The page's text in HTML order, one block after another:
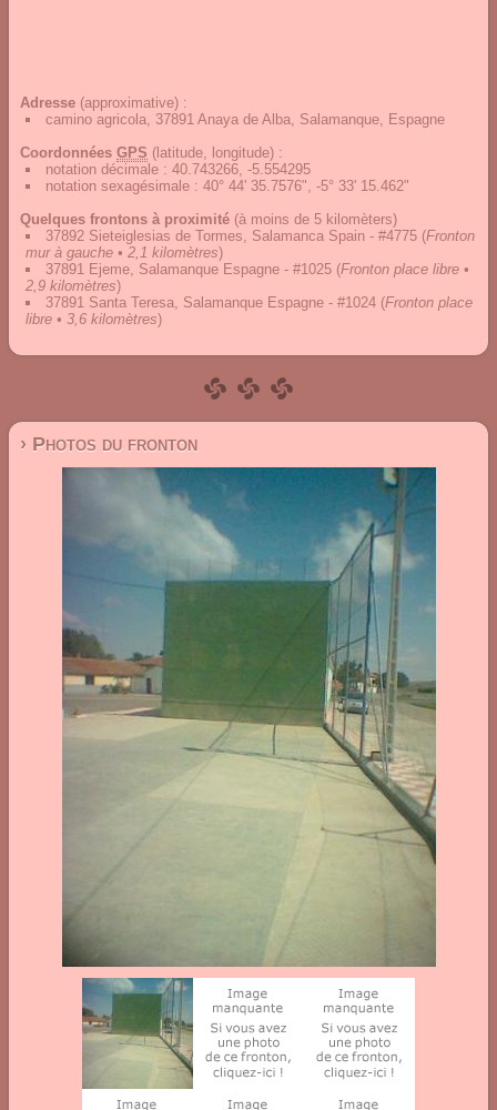
Adresse (approximative) :
camino agricola, 37891 Anaya de Alba, Salamanque, Espagne
Coordonnées GPS (latitude, longitude) :
notation décimale : 40.743266, -5.554295
notation sexagésimale : 40° 44' 35.7576", -5° 33' 15.462"
Quelques frontons à proximité (à moins de 5 kilomèters)
37892 Sieteiglesias de Tormes, Salamanca Spain - #4775 (Fronton
mur à gauche • 2,1 kilomètres)
37891 Ejeme, Salamanque Espagne - #1025 (Fronton place libre •
2,9 kilomètres)
37891 Santa Teresa, Salamanque Espagne - #1024 (Fronton place
libre • 3,6 kilomètres)
› Photos du fronton